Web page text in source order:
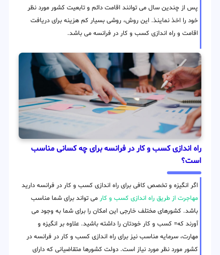
پس از چندین سال می توانند اقامت دائم و تابعیت کشور مورد نظر
خود را اخذ نماینذ. این روش، روشی بسیار کم هزینه برای دریافت
اقامت و راه اندازی کسب و کار در فرانسه می باشد.
راه اندازی کسب و کار در فرانسه برای چه کسانی مناسب
است؟
اگر انگیزه و تخصص کافی برای راه اندازی کسب و کار در فرانسه دارید
مهاجرت از طریق راه اندازی کسب و کار می تواند برای شما مناسب
باشد. کشورهای مختلف خارجی این امکان را برای شما به وجود می
آورند که= کسب و کار خودتان را داشته باشید. علاوه بر انگیزه و
مهارت، سرمایه مناسب نیز برای راه اندازی کسب و کار در فرانسه در
کشور مورد نظر مورد نیاز است. دولت کشورها متقاضیانی که دارای